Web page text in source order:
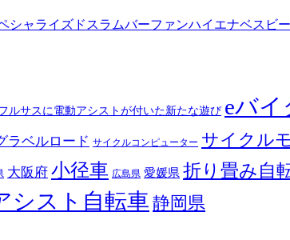
シャライズド スラムバーファンハイエナベスビー
ルサスに電動アシストが付いた新たな遊び eバイ
ラベルロード サイクルコンピューター サイクル
大阪府 小径車 広島県 愛媛県 折り畳み自
シスト自転車 静岡県